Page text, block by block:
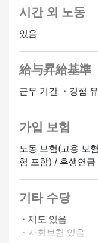
시간 외 노동
있음
給与昇給基準
근무 기간 ・경험
가입 보험
노동 보험(고용 보
험 포함) / 후생연금
기타 수당
・제도 있음
・사회보험 있음